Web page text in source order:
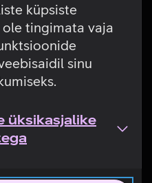
küpsiste
ole tingimata vaja
sinu
üksikasjalike
viga